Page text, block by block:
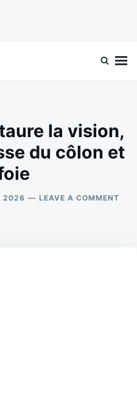
la vision,
du côlon et
2026 LEAVE A COMMENTON